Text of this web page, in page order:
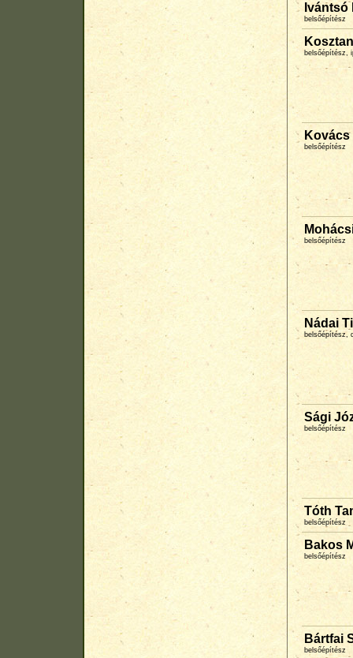
Ivántsó
belsőépítész
belsőépítész,
Kovács
belsőépítész
belsőépítész
Nádai
belsőépítész,
Sági
belsőépítész
Tóth
belsőépítész
Bakos
belsőépítész
Bártfai
belsőépítész